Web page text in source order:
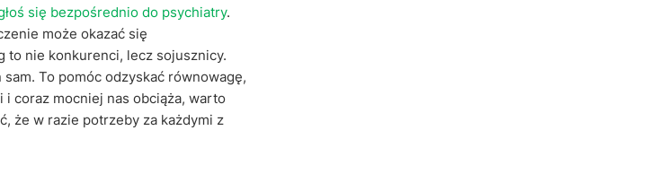
się bezpośrednio do psychiatry.
może okazać się
to nie konkurenci, lecz sojusznicy.
To pomóc odzyskać równowagę,
coraz mocniej nas obciąża, warto
że w razie potrzeby za każdymi z